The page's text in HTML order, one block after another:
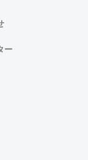
ー